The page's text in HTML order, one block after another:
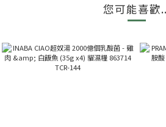
您可能喜歡